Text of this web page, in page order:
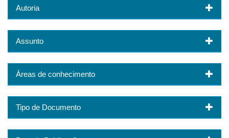
Autoria
Assunto
Áreas de conhecimento
Tipo de Documento